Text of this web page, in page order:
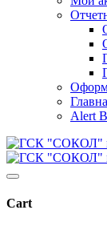
Alert
Cart